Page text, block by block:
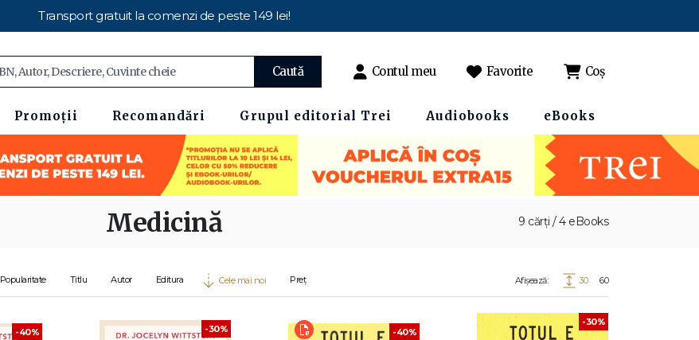
Transport gratuit la comenzi de peste 149 lei!
Caută Contul meu Favorite Coș
Promoții Recomandări Grupul editorial Trei Audiobooks eBooks
9 cărți / 4 eBooks
Medicină
Popularitate Titlu Autor Editura Cele mai noi Preț Afișează: 30 60
-40% -30% -40%
-30%